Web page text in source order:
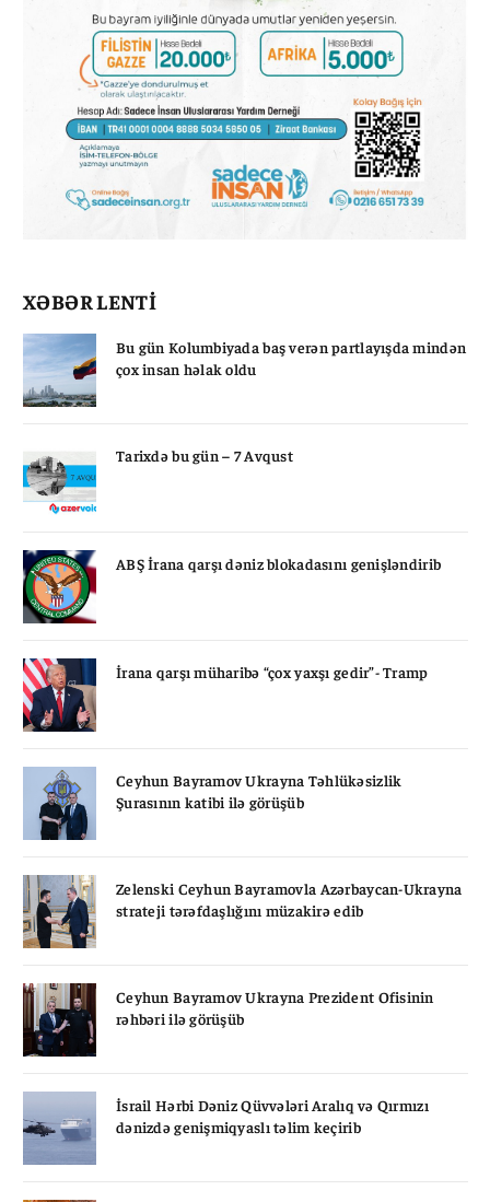
XƏBƏR LENTİ
Bu gün Kolumbiyada baş verən partlayışda mindən
çox insan həlak oldu
Tarixdə bu gün – 7 Avqust
ABŞ İrana qarşı dəniz blokadasını genişləndirib
İrana qarşı müharibə “çox yaxşı gedir”- Tramp
Ceyhun Bayramov Ukrayna Təhlükəsizlik
Şurasının katibi ilə görüşüb
Zelenski Ceyhun Bayramovla Azərbaycan-Ukrayna
strateji tərəfdaşlığını müzakirə edib
Ceyhun Bayramov Ukrayna Prezident Ofisinin
rəhbəri ilə görüşüb
İsrail Hərbi Dəniz Qüvvələri Aralıq və Qırmızı
dənizdə genişmiqyaslı təlim keçirib